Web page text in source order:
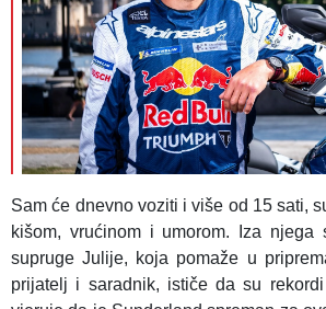
Sam će dnevno voziti i više od 15 sati,
kišom, vrućinom i umorom. Iza njega
supruge Julije, koja pomaže u
prijatelj i saradnik, ističe da su